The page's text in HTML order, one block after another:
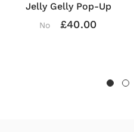
Jelly Gelly Pop-Up
No £40.00